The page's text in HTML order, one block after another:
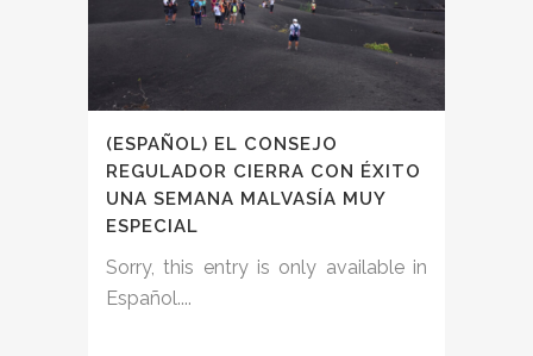
(ESPAÑOL) EL CONSEJO
REGULADOR CIERRA CON ÉXITO
UNA SEMANA MALVASÍA MUY
ESPECIAL
Sorry, this entry is only available in
Español....